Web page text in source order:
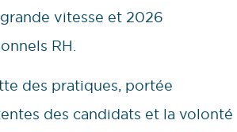
vitesse et 2026
RH.
des pratiques, portée
des candidats et la volonté